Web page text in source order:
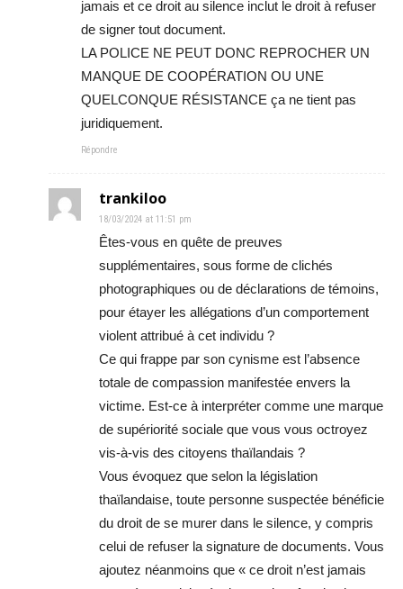
jamais et ce droit au silence inclut le droit à refuser
de signer tout document.
LA POLICE NE PEUT DONC REPROCHER UN
MANQUE DE COOPÉRATION OU UNE
QUELCONQUE RÉSISTANCE ça ne tient pas
juridiquement.
Répondre
trankiloo
18/03/2024 at 11:51 pm
Êtes-vous en quête de preuves
supplémentaires, sous forme de clichés
photographiques ou de déclarations de témoins,
pour étayer les allégations d’un comportement
violent attribué à cet individu ?
Ce qui frappe par son cynisme est l’absence
totale de compassion manifestée envers la
victime. Est-ce à interpréter comme une marque
de supériorité sociale que vous vous octroyez
vis-à-vis des citoyens thaïlandais ?
Vous évoquez que selon la législation
thaïlandaise, toute personne suspectée bénéficie
du droit de se murer dans le silence, y compris
celui de refuser la signature de documents. Vous
ajoutez néanmoins que « ce droit n’est jamais